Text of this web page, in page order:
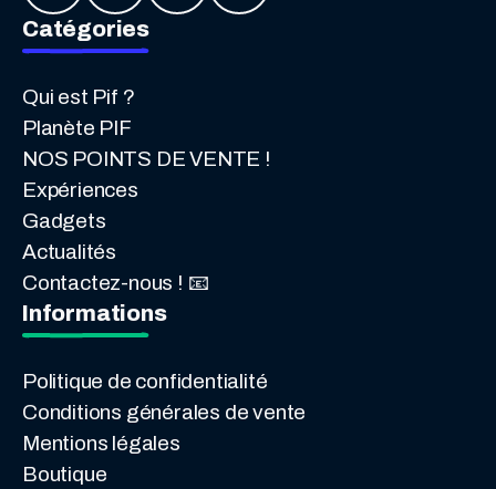
Catégories
Qui est Pif ?
Planète PIF
NOS POINTS DE VENTE !
Expériences
Gadgets
Actualités
Contactez-nous ! 📧
Informations
Politique de confidentialité
Conditions générales de vente
Mentions légales
Boutique